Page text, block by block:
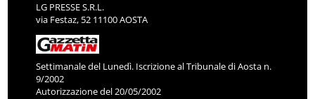
LG PRESSE S.R.L.
via Festaz, 52 11100 AOSTA
Settimanale del Lunedì. Iscrizione al Tribunale di Aosta n.
9/2002
Autorizzazione del 20/05/2002